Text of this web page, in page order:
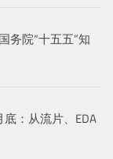
务院“十五五”知
：从流片、EDA